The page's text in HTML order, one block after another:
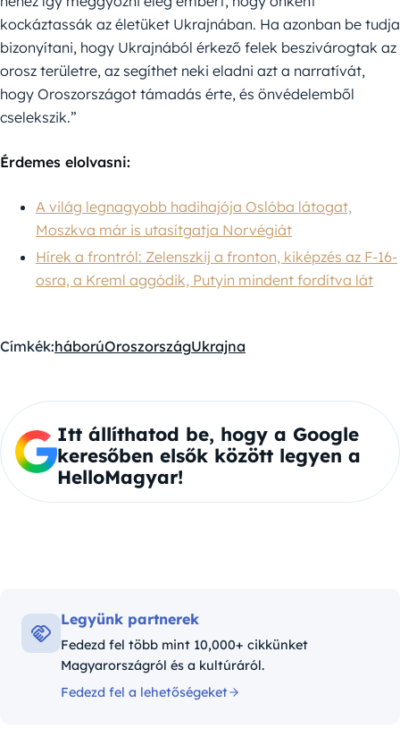
kockáztassák az életüket Ukrajnában. Ha azonban be tudja
bizonyítani, hogy Ukrajnából érkező felek beszivárogtak az
orosz területre, az segíthet neki eladni azt a narratívát,
hogy Oroszországot támadás érte, és önvédelemből
cselekszik.”
Érdemes elolvasni:
A világ legnagyobb hadihajója Oslóba látogat,
Moszkva már is utasítgatja Norvégiát
Hírek a frontról: Zelenszkij a fronton, kiképzés az F-16-
osra, a Kreml aggódik, Putyin mindent fordítva lát
Címkék:háborúOroszországUkrajna
Itt állíthatod be, hogy a Google
keresőben elsők között legyen a
HelloMagyar!
Legyünk partnerek
Fedezd fel több mint 10,000+ cikkünket
Magyarországról és a kultúráról.
Fedezd fel a lehetőségeket